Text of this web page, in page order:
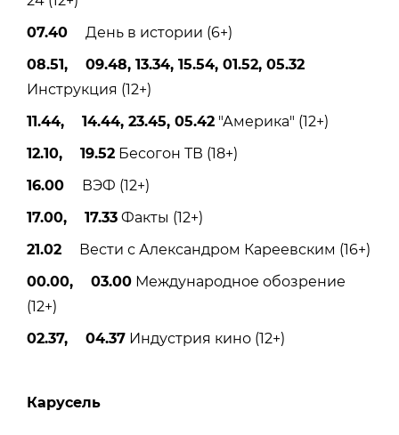
07.40 День в истории (6+)
08.51, 09.48, 13.34, 15.54, 01.52, 05.32
Инструкция (12+)
11.44, 14.44, 23.45, 05.42 "Америка" (12+)
12.10, 19.52 Бесогон ТВ (18+)
16.00 ВЭФ (12+)
17.00, 17.33 Факты (12+)
21.02 Вести с Александром Кареевским (16+)
00.00, 03.00 Международное обозрение
(12+)
02.37, 04.37 Индустрия кино (12+)
Карусель